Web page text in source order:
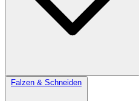
Falzen & Schneiden